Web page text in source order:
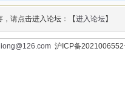
请点击进入论坛：【进入论坛】
沪ICP备